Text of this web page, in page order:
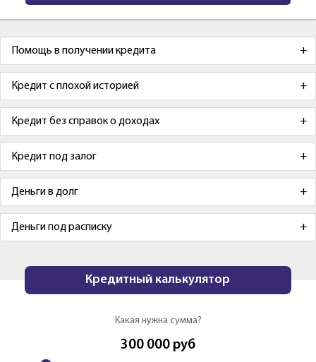
Помощь в получении кредита
Кредит с плохой историей
Кредит без справок о доходах
Кредит под залог
Деньги в долг
Деньги под расписку
Кредитный калькулятор
Какая нужна сумма?
300 000 руб